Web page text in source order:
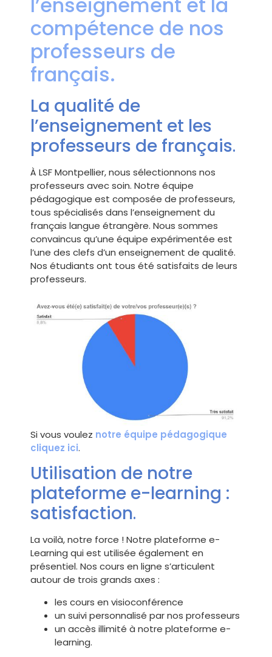
compétence de nos
professeurs de
français.
La qualité de
l’enseignement et les
professeurs de français.
À LSF Montpellier, nous sélectionnons nos
professeurs avec soin. Notre équipe
pédagogique est composée de professeurs,
tous spécialisés dans l’enseignement du
français langue étrangère. Nous sommes
convaincus qu’une équipe expérimentée est
l’une des clefs d’un enseignement de qualité.
Nos étudiants ont tous été satisfaits de leurs
professeurs.
Si vous voulez notre équipe pédagogique
cliquez ici.
Utilisation de notre
plateforme e-learning :
satisfaction.
La voilà, notre force ! Notre plateforme e-
Learning qui est utilisée également en
présentiel. Nos cours en ligne s’articulent
autour de trois grands axes :
les cours en visioconférence
un suivi personnalisé par nos professeurs
un accès illimité à notre plateforme e-
learning.